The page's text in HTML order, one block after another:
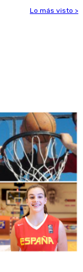
Lo más visto >